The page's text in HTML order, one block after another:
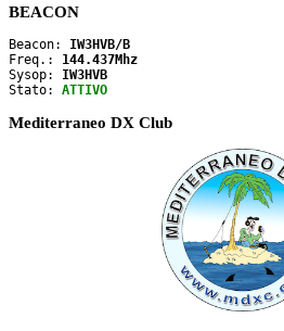
BEACON
Beacon: IW3HVB/B
Freq.: 144.437Mhz
Sysop: IW3HVB
Stato: ATTIVO
Mediterraneo DX Club